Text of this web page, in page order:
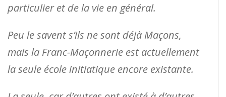
particulier et de la vie en général.
Peu le savent s’ils ne sont déjà Maçons,
mais la Franc-Maçonnerie est actuellement
la seule école initiatique encore existante.